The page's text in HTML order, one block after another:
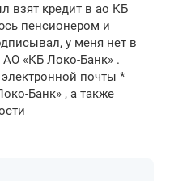
взят кредит в ао КБ
пенсионером и
у меня нет в
АО «КБ Локо-Банк» .
почты *
Банк» , а также